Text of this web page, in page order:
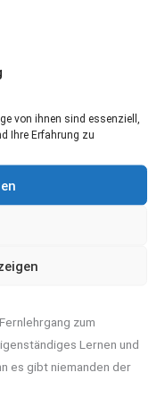
von ihnen sind essenziell,
Ihre Erfahrung zu
mit dem gleichen
fehlte es mir an den
um diese Idee in
Ich stellte fest, dass mich
eigenen Ideen
zum
Lernen und
es gibt niemanden der